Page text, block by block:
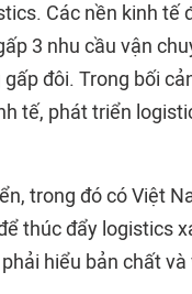
Các nền kinh tế
3 nhu cầu vận
đôi. Trong bối
tế, phát triển
trong đó có Việt
thúc đẩy logistics
hiểu bản chất